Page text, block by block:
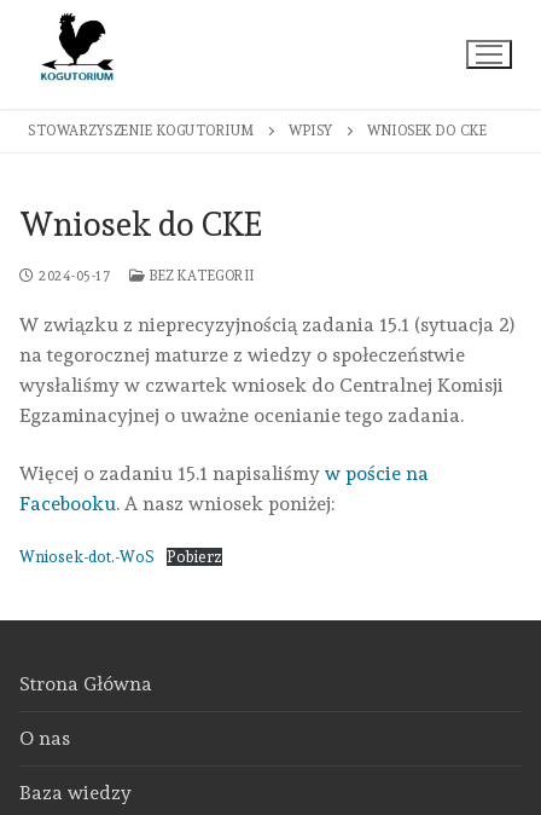
Przejdź
treści
STOWARZYSZENIE KOGUTORIUM WPISY WNIOSEK DO CKE
Wniosek do CKE
2024-05-17 BEZ KATEGORII
W związku z nieprecyzyjnością zadania 15.1 (sytuacja 2)
na tegorocznej maturze z wiedzy o społeczeństwie
wysłaliśmy w czwartek wniosek do Centralnej Komisji
Egzaminacyjnej o uważne ocenianie tego zadania.
Więcej o zadaniu 15.1 napisaliśmy w poście na
Facebooku. A nasz wniosek poniżej:
Wniosek-dot.-WoS Pobierz
Strona Główna
O nas
Baza wiedzy